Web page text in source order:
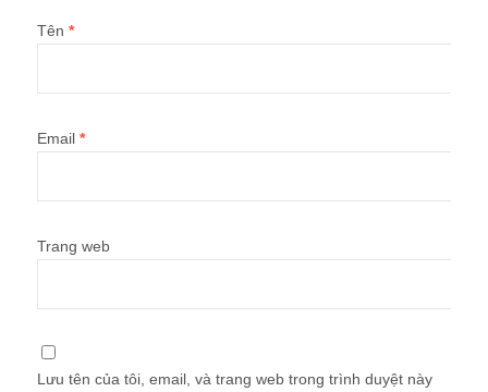
Tên *
Email *
Trang web
Lưu tên của tôi, email, và trang web trong trình duyệt này